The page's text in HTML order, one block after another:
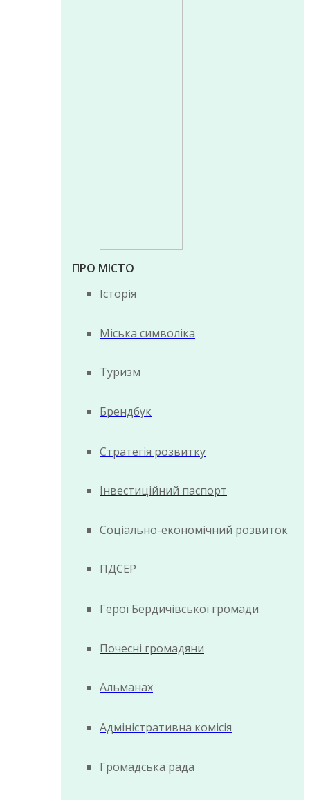
ПРО МІСТО
Історія
Міська символіка
Туризм
Брендбук
Стратегія розвитку
Інвестиційний паспорт
Соціально-економічний розвиток
ПДСЕР
Герої Бердичівської громади
Почесні громадяни
Альманах
Адміністративна комісія
Громадська рада